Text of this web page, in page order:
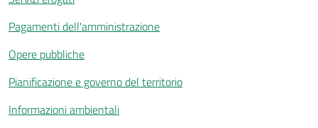
Pagamenti dell'amministrazione
Opere pubbliche
Pianificazione e governo del territorio
Informazioni ambientali